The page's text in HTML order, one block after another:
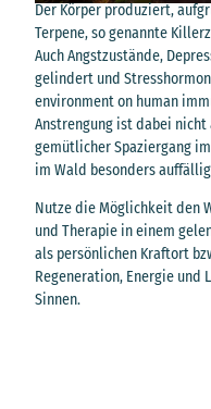
© Maluna Dagmar Ritter | CC-BY
Der Körper produziert,
Terpene, so genannte
Auch Angstzustände,
gelindert und
environment on human
Anstrengung ist dabei nicht
gemütlicher Spaziergang
im Wald besonders
Nutze die Möglichkeit den
und Therapie in einem
als persönlichen Kraftort
Regeneration, Energie und
Sinnen.